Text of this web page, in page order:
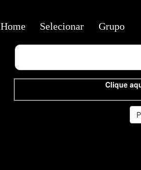
Clique
Home Selecionar Grupo